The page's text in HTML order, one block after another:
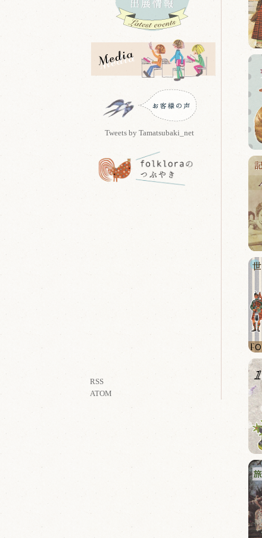
Tweets by Tamatsubaki_net
RSS
ATOM